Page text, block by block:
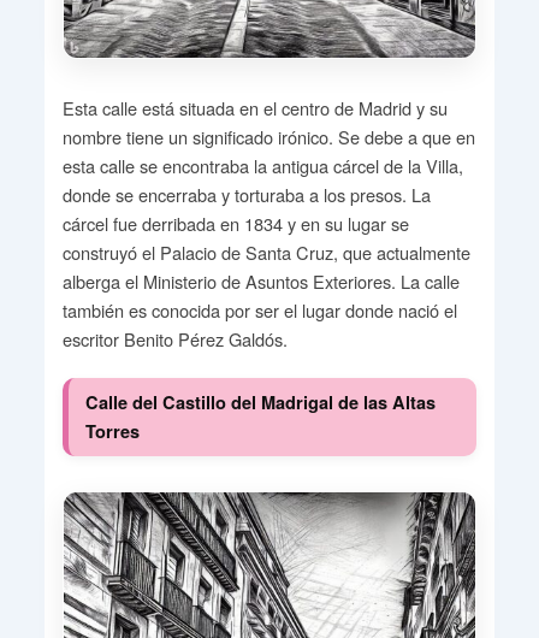
Esta calle está situada en el centro de Madrid y su
nombre tiene un significado irónico. Se debe a que en
esta calle se encontraba la antigua cárcel de la Villa,
donde se encerraba y torturaba a los presos. La
cárcel fue derribada en 1834 y en su lugar se
construyó el Palacio de Santa Cruz, que actualmente
alberga el Ministerio de Asuntos Exteriores. La calle
también es conocida por ser el lugar donde nació el
escritor Benito Pérez Galdós.
Calle del Castillo del Madrigal de las Altas
Torres